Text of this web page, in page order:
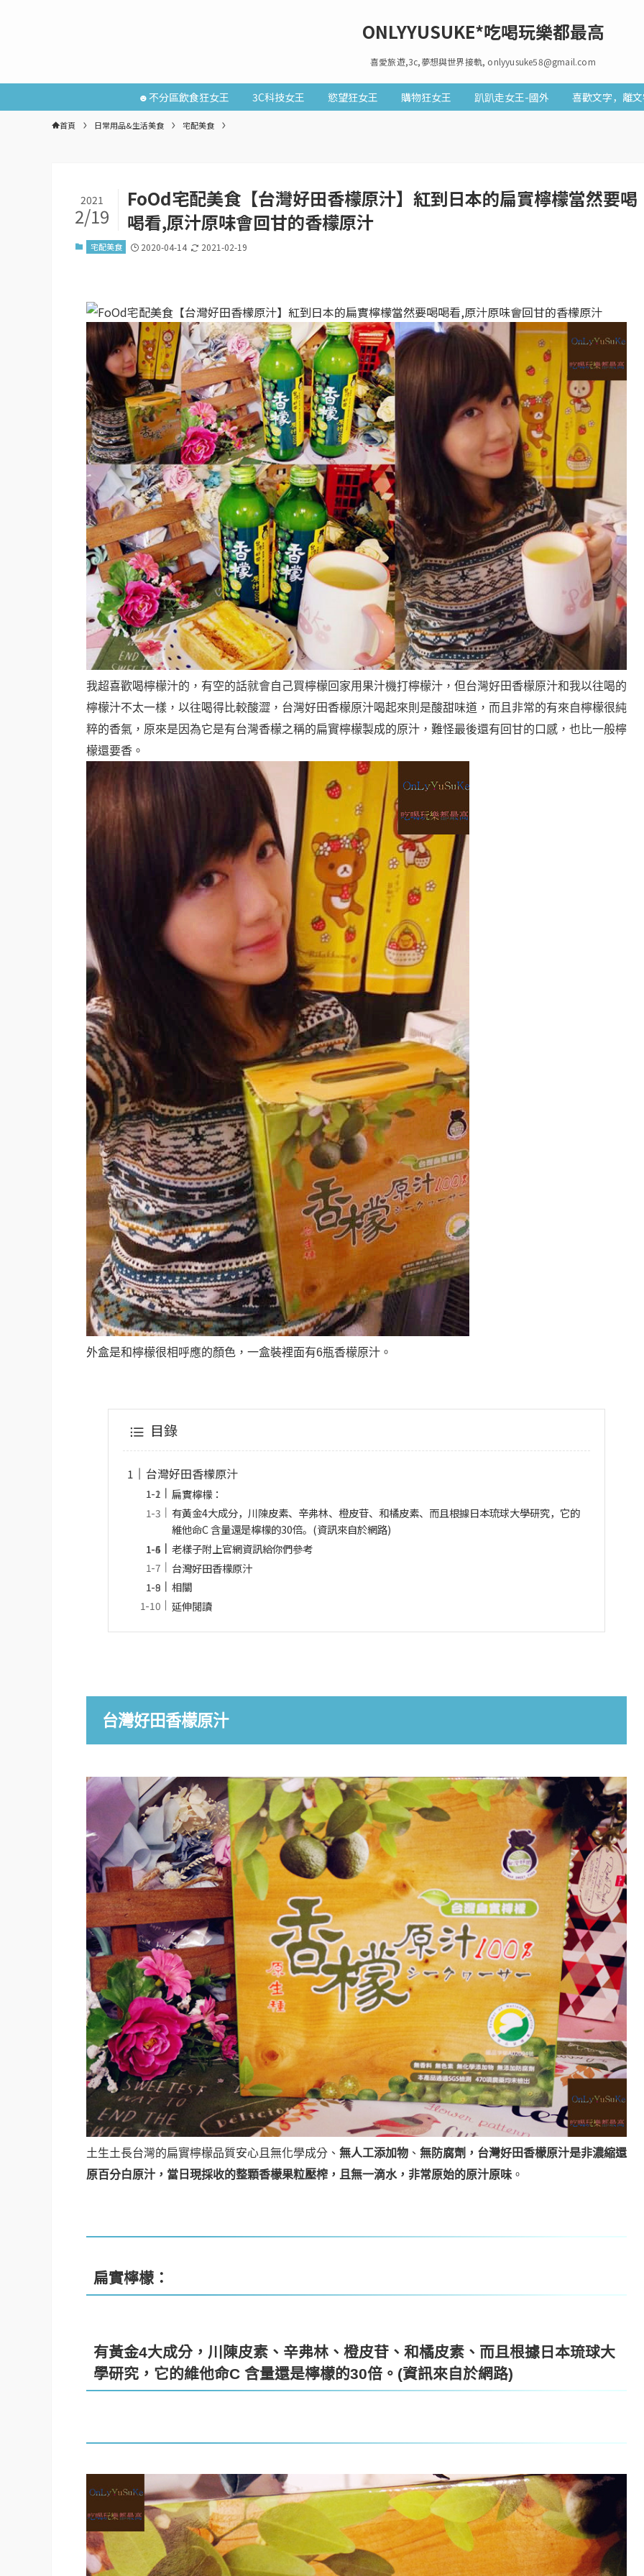
ONLYYUSUKE*吃喝玩樂都最高
喜愛旅遊,3c,夢想與世界接軌, onlyyusuke58@gmail.com
☻不分區飲食狂女王 3C科技女王 慾望狂女王 購物狂女王 趴趴走女王-國外 喜歡文字，離
首頁 日常用品&生活美食 宅配美食
FoOd宅配美食【台灣好田香檬原汁】紅到日本的扁實檸檬當然要喝
喝看,原汁原味會回甘的香檬原汁
2021
2/19
宅配美食 2020-04-14 2021-02-19
我超喜歡喝檸檬汁的，有空的話就會自己買檸檬回家用果汁機打檸檬汁，但台灣好田香檬原汁和我以往喝的
檸檬汁不太一樣，以往喝得比較酸澀，台灣好田香檬原汁喝起來則是酸甜味道，而且非常的有來自檸檬很純
粹的香氣，原來是因為它是有台灣香檬之稱的扁實檸檬製成的原汁，難怪最後還有回甘的口感，也比一般檸
檬還要香。
外盒是和檸檬很相呼應的顏色，一盒裝裡面有6瓶香檬原汁。
目錄
台灣好田香檬原汁
扁實檸檬：
有黃金4大成分，川陳皮素、辛弗林、橙皮苷、和橘皮素、而且根據日本琉球大學研究，它的
維他命C 含量還是檸檬的30倍。(資訊來自於網路)
老樣子附上官網資訊給你們參考
台灣好田香檬原汁
相關
延伸閱讀
台灣好田香檬原汁
土生土長台灣的扁實檸檬品質安心且無化學成分、 無人工添加物 、 無防腐劑，台灣好田香檬原汁是非濃縮還
原百分白原汁，當日現採收的整顆香檬果粒壓榨，且無一滴水，非常原始的原汁原味 。
扁實檸檬：
有黃金4大成分，川陳皮素、辛弗林、橙皮苷、和橘皮素、而且根據日本琉球大
學研究，它的維他命C 含量還是檸檬的30倍。(資訊來自於網路)